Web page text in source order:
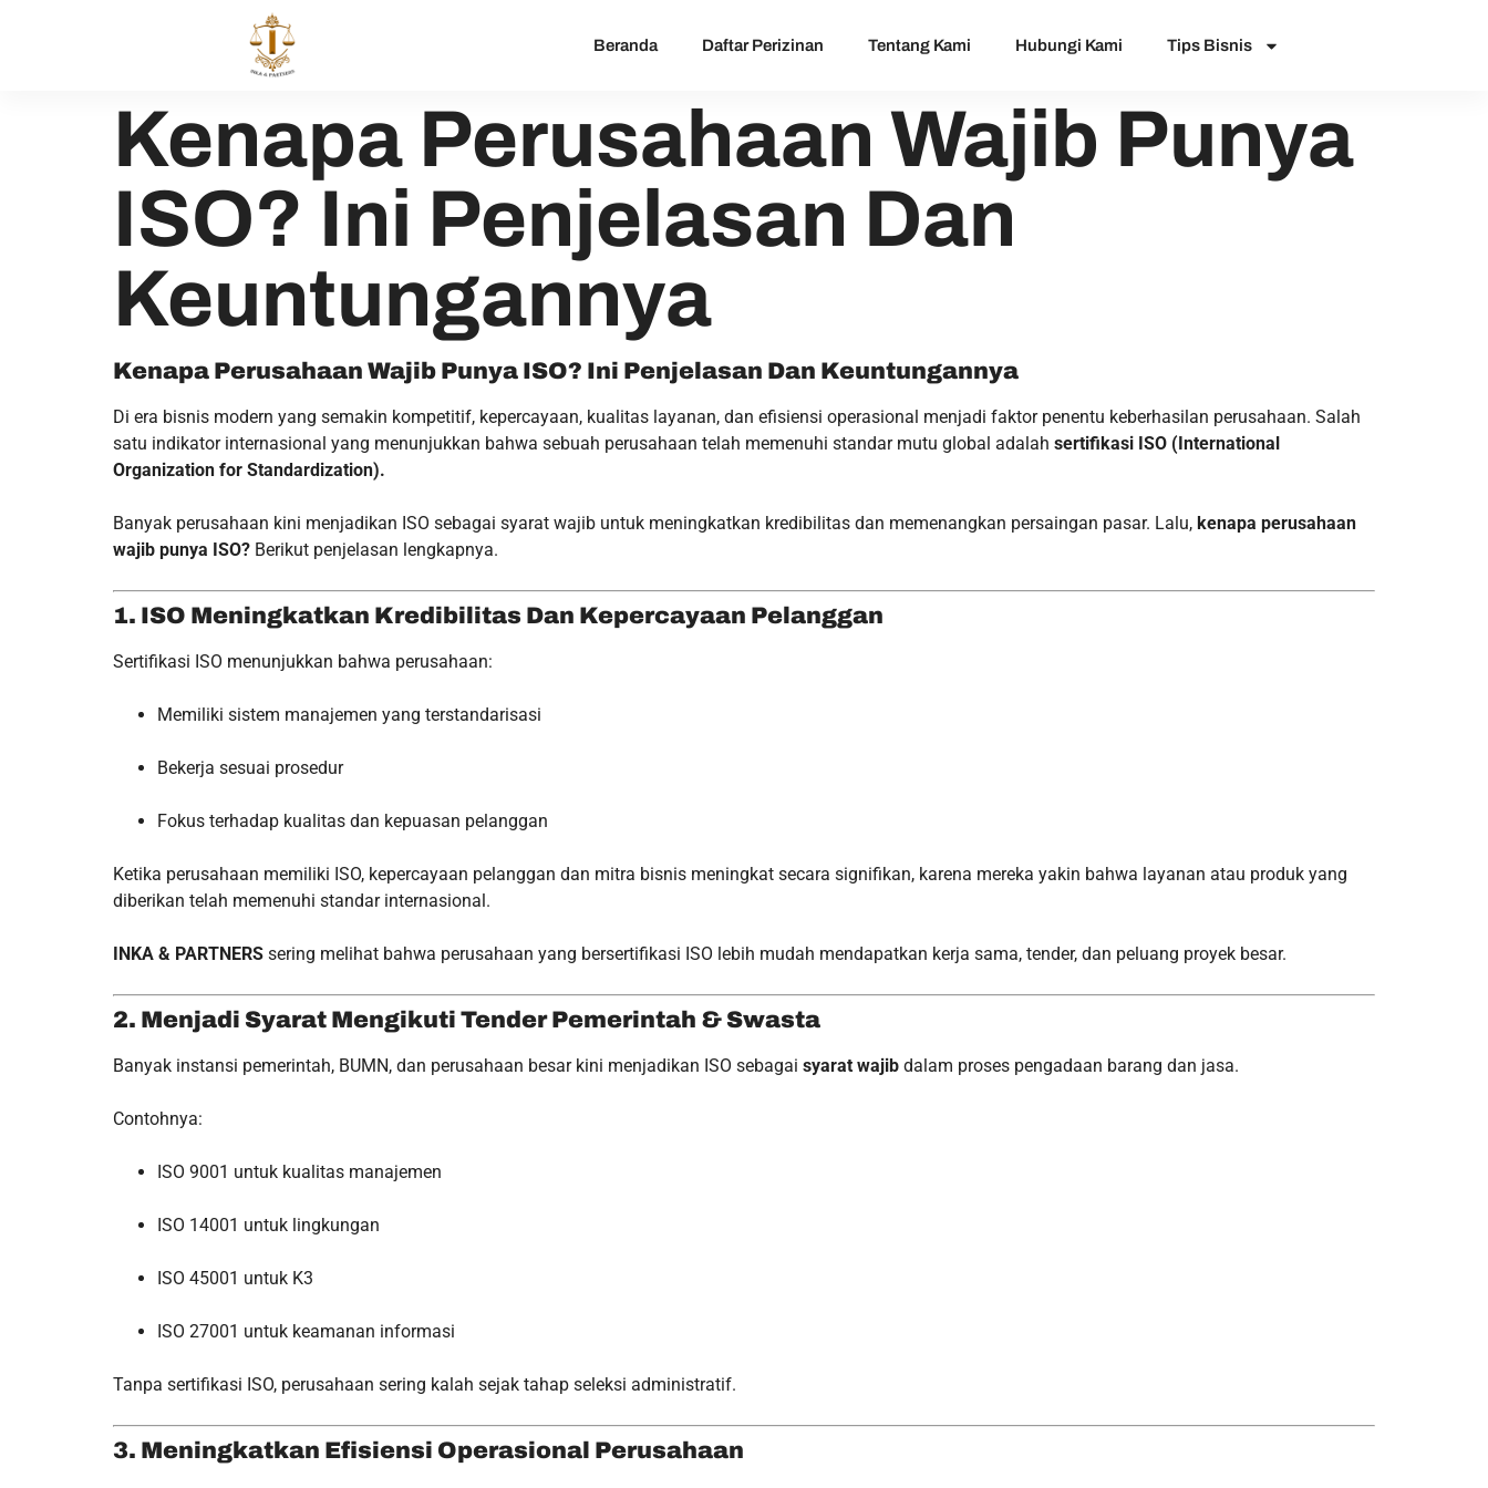
Beranda Daftar Perizinan Tentang Kami Hubungi Kami Tips Bisnis
Kenapa Perusahaan Wajib Punya
ISO? Ini Penjelasan Dan
Keuntungannya
Kenapa Perusahaan Wajib Punya ISO? Ini Penjelasan Dan Keuntungannya
Di era bisnis modern yang semakin kompetitif, kepercayaan, kualitas layanan, dan efisiensi operasional menjadi faktor penentu keberhasilan perusahaan. Salah
satu indikator internasional yang menunjukkan bahwa sebuah perusahaan telah memenuhi standar mutu global adalah sertifikasi ISO (International
Organization for Standardization).
Banyak perusahaan kini menjadikan ISO sebagai syarat wajib untuk meningkatkan kredibilitas dan memenangkan persaingan pasar. Lalu, kenapa perusahaan
wajib punya ISO? Berikut penjelasan lengkapnya.
1. ISO Meningkatkan Kredibilitas Dan Kepercayaan Pelanggan
Sertifikasi ISO menunjukkan bahwa perusahaan:
Memiliki sistem manajemen yang terstandarisasi
Bekerja sesuai prosedur
Fokus terhadap kualitas dan kepuasan pelanggan
Ketika perusahaan memiliki ISO, kepercayaan pelanggan dan mitra bisnis meningkat secara signifikan, karena mereka yakin bahwa layanan atau produk yang
diberikan telah memenuhi standar internasional.
INKA & PARTNERS sering melihat bahwa perusahaan yang bersertifikasi ISO lebih mudah mendapatkan kerja sama, tender, dan peluang proyek besar.
2. Menjadi Syarat Mengikuti Tender Pemerintah & Swasta
Banyak instansi pemerintah, BUMN, dan perusahaan besar kini menjadikan ISO sebagai syarat wajib dalam proses pengadaan barang dan jasa.
Contohnya:
ISO 9001 untuk kualitas manajemen
ISO 14001 untuk lingkungan
ISO 45001 untuk K3
ISO 27001 untuk keamanan informasi
Tanpa sertifikasi ISO, perusahaan sering kalah sejak tahap seleksi administratif.
3. Meningkatkan Efisiensi Operasional Perusahaan